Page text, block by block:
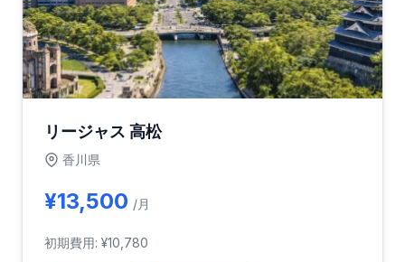
リージャス 高松
香川県
¥13,500 /月
初期費用: ¥10,780